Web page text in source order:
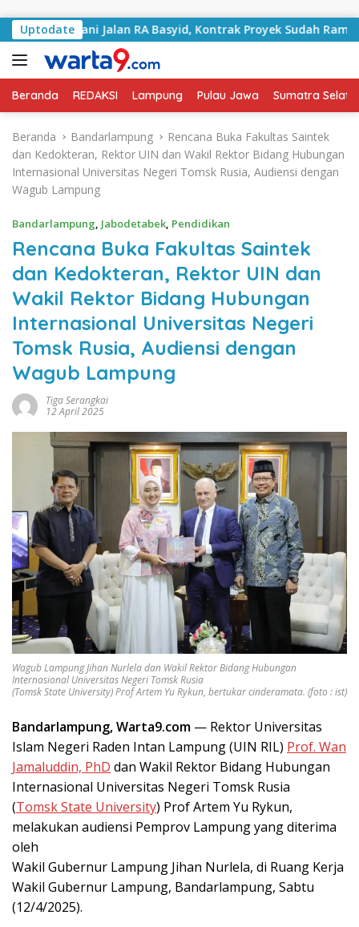
Uptodate
Tangani Jalan RA Basyid, Kontrak Proyek Sudah Rampung
Beranda REDAKSI Lampung Pulau Jawa Sumatra
Beranda Bandarlampung
Rencana Buka Fakultas Saintek
dan Kedokteran, Rektor UIN dan Wakil Rektor Bidang Hubungan
Internasional Universitas Negeri Tomsk Rusia, Audiensi dengan
Wagub Lampung
Bandarlampung, Jabodetabek, Pendidikan
Rencana Buka Fakultas Saintek
dan Kedokteran, Rektor UIN dan
Wakil Rektor Bidang Hubungan
Internasional Universitas Negeri
Tomsk Rusia, Audiensi dengan
Wagub Lampung
Tiga Serangkai
12 April 2025
Wagub Lampung Jihan Nurlela dan Wakil Rektor Bidang Hubungan
Internasional Universitas Negeri Tomsk Rusia
(Tomsk State University) Prof Artem Yu Rykun, bertukar cinderamata. (foto : ist)
Bandarlampung, Warta9.com — Rektor Universitas
Islam Negeri Raden Intan Lampung (UIN RIL) Prof. Wan
Jamaluddin, PhD dan Wakil Rektor Bidang Hubungan
Internasional Universitas Negeri Tomsk Rusia
(Tomsk State University) Prof Artem Yu Rykun,
melakukan audiensi Pemprov Lampung yang diterima
oleh
Wakil Gubernur Lampung Jihan Nurlela, di Ruang Kerja
Wakil Gubernur Lampung, Bandarlampung, Sabtu
(12/4/2025).